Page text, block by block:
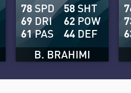
B. BRAHIMI
78 SPD
69 DRI
61PAS
58 SHT
62 POW
44 DEF